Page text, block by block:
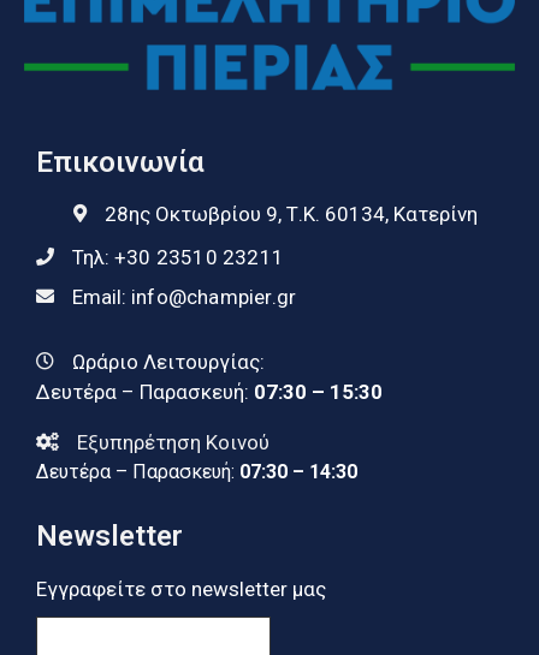
Επικοινωνία
28ης Οκτωβρίου 9, Τ.Κ. 60134, Κατερίνη
Τηλ: +30 23510 23211
Email: info@champier.gr
Ωράριο Λειτουργίας:
Δευτέρα – Παρασκευή: 07:30 – 15:30
Εξυπηρέτηση Κοινού
Δευτέρα – Παρασκευή: 07:30 – 14:30
Newsletter
Εγγραφείτε στο newsletter μας